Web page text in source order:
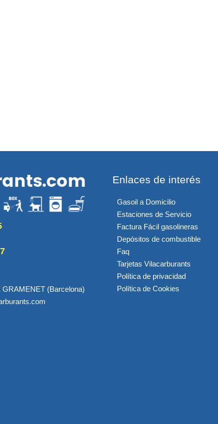
(Barcelona)
Enlaces de interés
Gasoil a Domicilio
Estaciones de Servicio
Factura Fácil gasolineras
Depósitos de combustible
Faq
Tarjetas Vilacarburants
Política de privacidad
Política de Cookies